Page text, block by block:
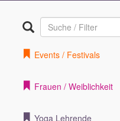
Events / Festivals
Frauen / Weiblichkeit
Yoga Lehrende